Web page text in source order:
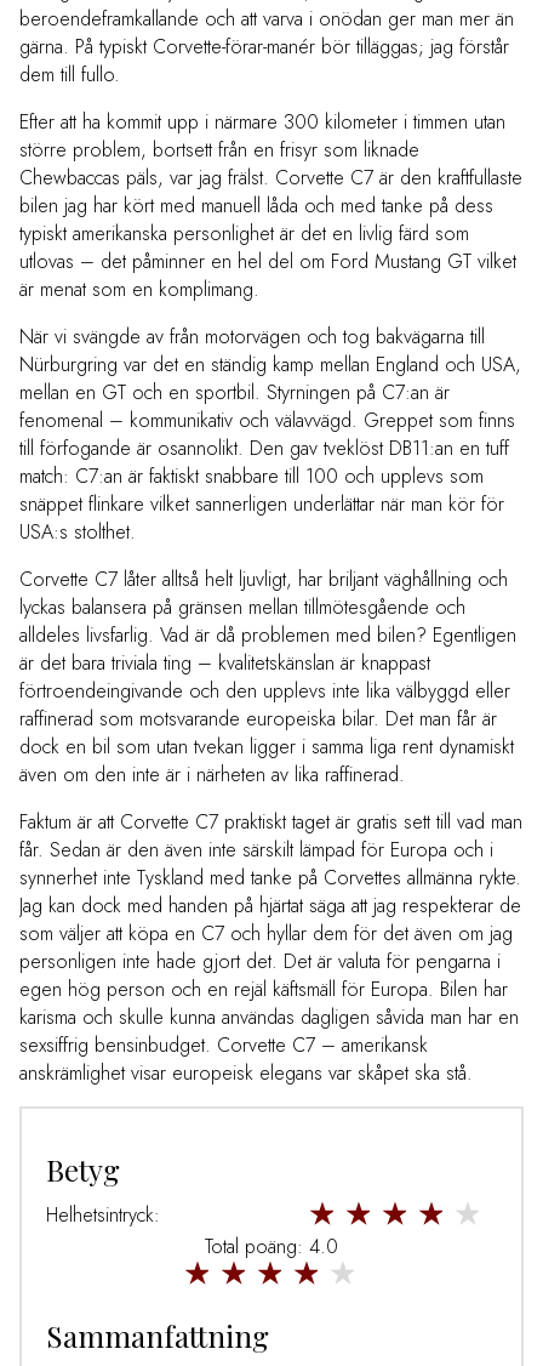
beroendeframkallande och att varva i onödan ger man mer än
gärna. På typiskt Corvette-förar-manér bör tilläggas; jag förstår
dem till fullo.
Efter att ha kommit upp i närmare 300 kilometer i timmen utan
större problem, bortsett från en frisyr som liknade
Chewbaccas päls, var jag frälst. Corvette C7 är den kraftfullaste
bilen jag har kört med manuell låda och med tanke på dess
typiskt amerikanska personlighet är det en livlig färd som
utlovas – det påminner en hel del om Ford Mustang GT vilket
är menat som en komplimang.
När vi svängde av från motorvägen och tog bakvägarna till
Nürburgring var det en ständig kamp mellan England och USA,
mellan en GT och en sportbil. Styrningen på C7:an är
fenomenal – kommunikativ och välavvägd. Greppet som finns
till förfogande är osannolikt. Den gav tveklöst DB11:an en tuff
match: C7:an är faktiskt snabbare till 100 och upplevs som
snäppet flinkare vilket sannerligen underlättar när man kör för
USA:s stolthet.
Corvette C7 låter alltså helt ljuvligt, har briljant väghållning och
lyckas balansera på gränsen mellan tillmötesgående och
alldeles livsfarlig. Vad är då problemen med bilen? Egentligen
är det bara triviala ting – kvalitetskänslan är knappast
förtroendeingivande och den upplevs inte lika välbyggd eller
raffinerad som motsvarande europeiska bilar. Det man får är
dock en bil som utan tvekan ligger i samma liga rent dynamiskt
även om den inte är i närheten av lika raffinerad.
Faktum är att Corvette C7 praktiskt taget är gratis sett till vad man
får. Sedan är den även inte särskilt lämpad för Europa och i
synnerhet inte Tyskland med tanke på Corvettes allmänna rykte.
Jag kan dock med handen på hjärtat säga att jag respekterar de
som väljer att köpa en C7 och hyllar dem för det även om jag
personligen inte hade gjort det. Det är valuta för pengarna i
egen hög person och en rejäl käftsmäll för Europa. Bilen har
karisma och skulle kunna användas dagligen såvida man har en
sexsiffrig bensinbudget. Corvette C7 – amerikansk
anskrämlighet visar europeisk elegans var skåpet ska stå.
Betyg
Helhetsintryck:
Total poäng: 4.0
Sammanfattning